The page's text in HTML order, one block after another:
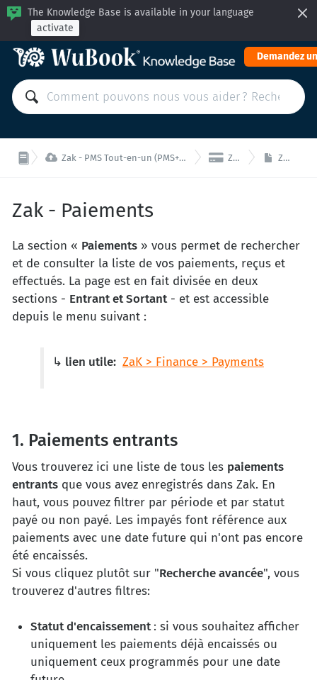
The Knowledge Base is available in your language
activate
Demandez
 Zak - PMS Tout-en-un (PMS+BE+CM): Gérer votre propriété depuis une unique interface  Zak - Paiements Zak - Paiements
Zak - Paiements
La section « Paiements » vous permet de rechercher
et de consulter la liste de vos paiements, reçus et
effectués. La page est en fait divisée en deux
sections - Entrant et Sortant- et est accessible
depuis le menu suivant :
↳ lien utile: ZaK > Finance > Payments
1. Paiements entrants
Vous trouverez ici une liste de tous les paiements
entrants que vous avez enregistrés dans Zak. En
haut, vous pouvez filtrer par période et par statut
payé ou non payé. Les impayés font référence aux
paiements avec une date future qui n'ont pas encore
été encaissés.
Si vous cliquez plutôt sur "Recherche avancée", vous
trouverez d'autres filtres:
Statut d'encaissement: si vous souhaitez afficher
uniquement les paiements déjà encaissés ou
uniquement ceux programmés pour une date